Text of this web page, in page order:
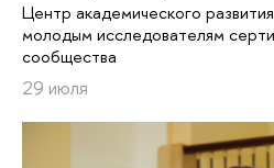
Центр академического
молодым исследователям
сообщества
29 июля